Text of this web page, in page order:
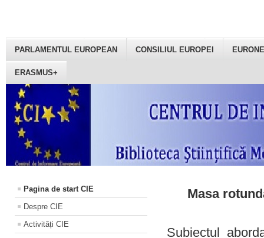
PARLAMENTUL EUROPEAN CONSILIUL EUROPEI
ERASMUS+
Pagina de start CIE
Despre CIE
Activități CIE
Masa
Subiectul